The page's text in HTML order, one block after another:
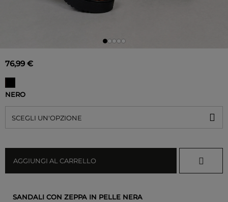
76,99 €
NERO
SCEGLI UN'OPZIONE
AGGIUNGI AL CARRELLO
SANDALI CON ZEPPA IN PELLE NERA